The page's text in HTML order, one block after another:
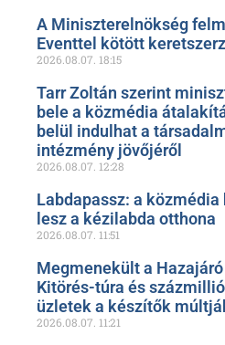
A Miniszterelnökség
Eventtel kötött
2026.08.07. 18:15
Tarr Zoltán szerint
bele a közmédia
belül indulhat a
intézmény jövőjéről
2026.08.07. 12:28
Labdapassz: a
lesz a kézilabda otthona
2026.08.07. 11:51
Megmenekült a
Kitörés-túra és
üzletek a készítők
2026.08.07. 11:21